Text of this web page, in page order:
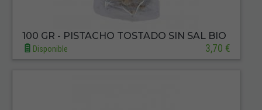
100 GR - PISTACHO TOSTADO SIN SAL BIO
Disponible 3,70 €